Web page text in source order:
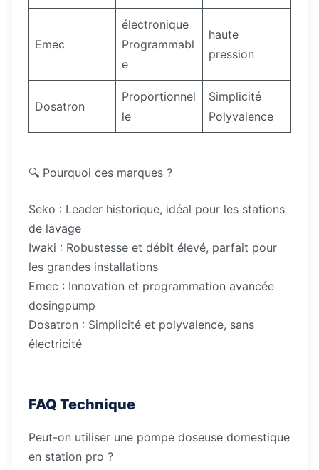
Emec
électronique
Programmabl
e
haute
pression
Dosatron
Proportionnel
le
Simplicité
Polyvalence
🔍 Pourquoi ces marques ?
Seko : Leader historique, idéal pour les stations
de lavage
Iwaki : Robustesse et débit élevé, parfait pour
les grandes installations
Emec : Innovation et programmation avancée
dosingpump
Dosatron : Simplicité et polyvalence, sans
électricité
FAQ Technique
Peut-on utiliser une pompe doseuse domestique
en station pro ?